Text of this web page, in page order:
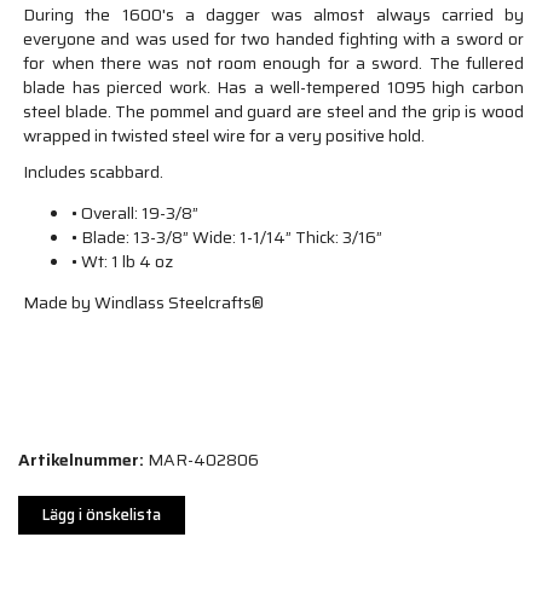
During the 1600's a dagger was almost always carried by
everyone and was used for two handed fighting with a sword or
for when there was not room enough for a sword. The fullered
blade has pierced work. Has a well-tempered 1095 high carbon
steel blade. The pommel and guard are steel and the grip is wood
wrapped in twisted steel wire for a very positive hold.
Includes scabbard.
• Overall: 19-3/8”
• Blade: 13-3/8” Wide: 1-1/14” Thick: 3/16”
• Wt: 1 lb 4 oz
Made by Windlass Steelcrafts®
Artikelnummer: MAR-402806
Lägg i önskelista